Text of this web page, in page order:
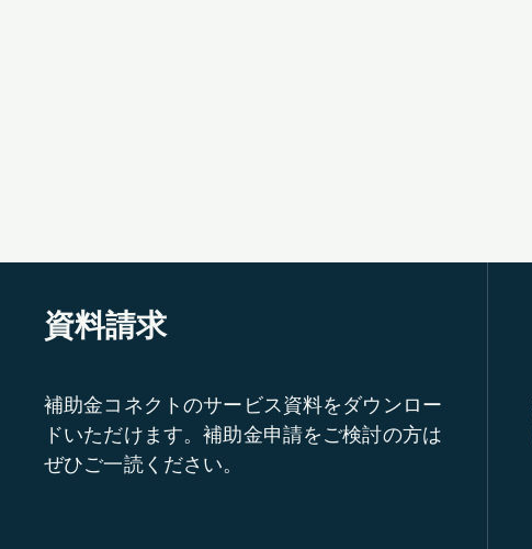
資料請求
補助金コネクトのサービス資料をダウンロー
ドいただけます。補助金申請をご検討の方は
ぜひご一読ください。